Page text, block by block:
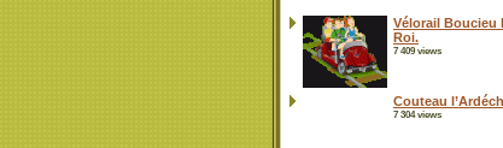
Vélorail Boucieu
Roi.
7 409 views
Couteau
7 304 views